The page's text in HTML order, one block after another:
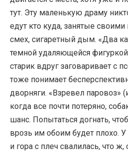
тут. Эту маленькую драму
едут кто куда, занятые
смех, сигаретный дым. «Два
темной удаляющейся
старик вдруг заговаривает с
тоже понимает
дворняги. «Взревел паровоз»
когда все почти потеряно,
шанс. Попытаться догнать,
врозь им обоим будет плохо.
и гора с плеч свалилась, что ж,